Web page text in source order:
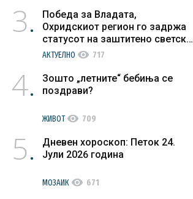
3
Победа за Владата,
Охридскиот регион го задржа
статусот на заштитено светско
културно наследство
АКТУЕЛНО visibility 717
4
Зошто „летните“ бебиња се
поздрави?
ЖИВОТvisibility 709
5
Дневен хороскоп: Петок 24.
Јули 2026 година
МОЗАИК visibility 671